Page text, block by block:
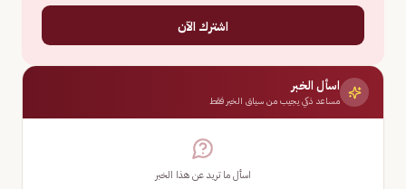
اشترك الآن
اسأل الخبر
مساعد ذكي يجيب من سياق الخبر فقط
اسأل ما تريد عن هذا الخبر